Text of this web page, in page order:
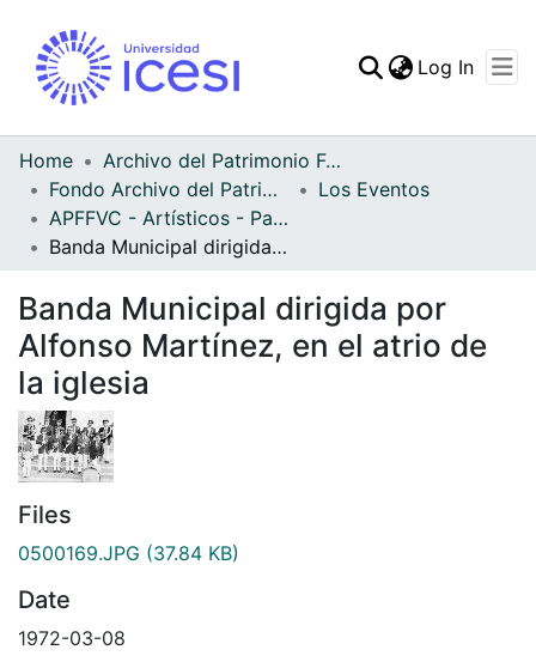
Statistics
Log In
Home
Archivo del Patrimonio Fotográfico y Fílmico del Valle del Cauca
Fondo Archivo del Patrimonio Fotográfico y Fílmico del Valle del Cauca
Los Eventos
APFFVC - Artísticos - Patrimonial
Banda Municipal dirigida por Alfonso Martínez, en el atrio de la iglesia
Banda Municipal dirigida por
Alfonso Martínez, en el atrio de
la iglesia
Files
0500169.JPG (37.84 KB)
Date
1972-03-08